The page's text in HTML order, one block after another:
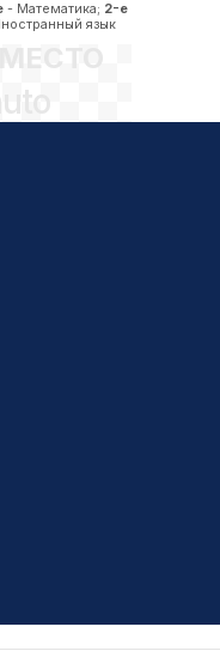
- Математика; 2-е
язык